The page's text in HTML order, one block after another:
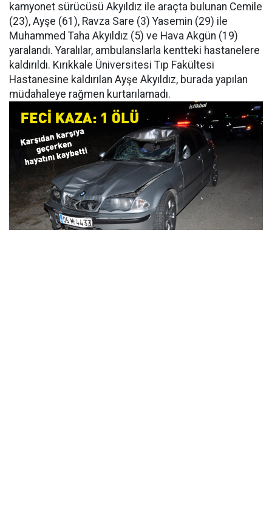
kamyonet sürücüsü Akyıldız ile araçta bulunan Cemile
(23), Ayşe (61), Ravza Sare (3) Yasemin (29) ile
Muhammed Taha Akyıldız (5) ve Hava Akgün (19)
yaralandı. Yaralılar, ambulanslarla kentteki hastanelere
kaldırıldı. Kırıkkale Üniversitesi Tıp Fakültesi
Hastanesine kaldırılan Ayşe Akyıldız, burada yapılan
müdahaleye rağmen kurtarılamadı.